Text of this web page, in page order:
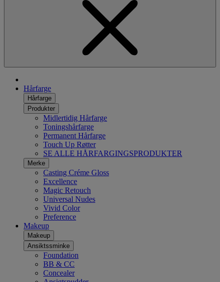
Hårfarge
Hårfarge
Produkter
Midlertidig Hårfarge
Toningshårfarge
Permanent Hårfarge
Touch Up Røtter
SE ALLE HÅRFARGINGSPRODUKTER
Merke
Casting Créme Gloss
Excellence
Magic Retouch
Universal Nudes
Vivid Color
Preference
Makeup
Makeup
Ansiktssminke
Foundation
BB & CC
Concealer